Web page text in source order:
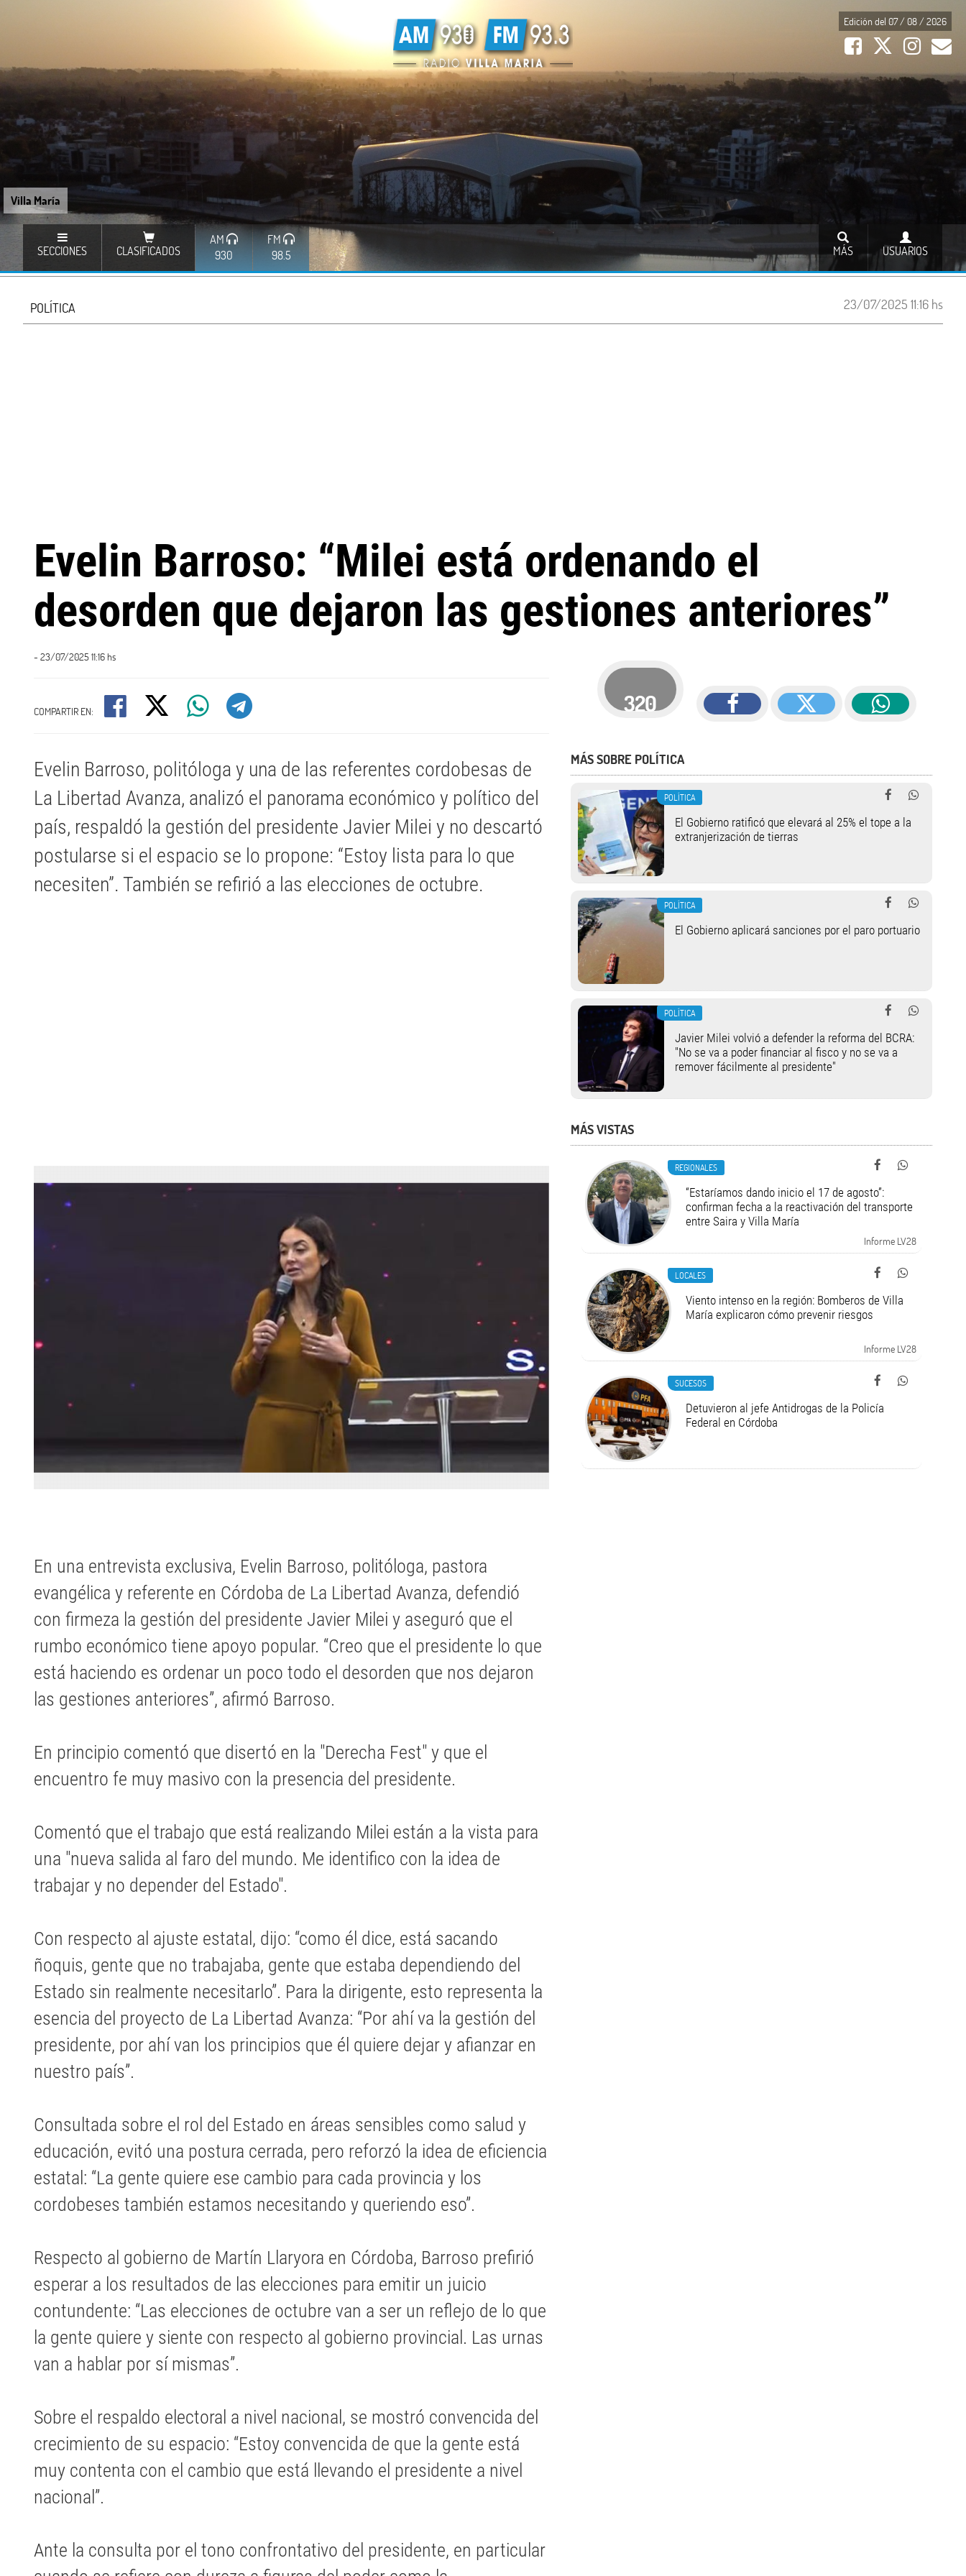
Villa María
Edición del 07 / 08 / 2026
SECCIONES CLASIFICADOS
AM
930
FM
98.5
USUARIOS
MÁS
23/07/2025 11:16 hs
POLÍTICA
Evelin Barroso: “Milei está ordenando el
desorden que dejaron las gestiones anteriores”
- 23/07/2025 11:16 hs
COMPARTIR EN:
Evelin Barroso, politóloga y una de las referentes cordobesas de
La Libertad Avanza, analizó el panorama económico y político del
país, respaldó la gestión del presidente Javier Milei y no descartó
postularse si el espacio se lo propone: “Estoy lista para lo que
necesiten”. También se refirió a las elecciones de octubre.
En una entrevista exclusiva, Evelin Barroso, politóloga, pastora
evangélica y referente en Córdoba de La Libertad Avanza, defendió
con firmeza la gestión del presidente Javier Milei y aseguró que el
rumbo económico tiene apoyo popular. “Creo que el presidente lo que
está haciendo es ordenar un poco todo el desorden que nos dejaron
las gestiones anteriores”, afirmó Barroso.
En principio comentó que disertó en la "Derecha Fest" y que el
encuentro fe muy masivo con la presencia del presidente.
Comentó que el trabajo que está realizando Milei están a la vista para
una "nueva salida al faro del mundo. Me identifico con la idea de
trabajar y no depender del Estado".
Con respecto al ajuste estatal, dijo: “como él dice, está sacando
ñoquis, gente que no trabajaba, gente que estaba dependiendo del
Estado sin realmente necesitarlo”. Para la dirigente, esto representa la
esencia del proyecto de La Libertad Avanza: “Por ahí va la gestión del
presidente, por ahí van los principios que él quiere dejar y afianzar en
nuestro país”.
Consultada sobre el rol del Estado en áreas sensibles como salud y
educación, evitó una postura cerrada, pero reforzó la idea de eficiencia
estatal: “La gente quiere ese cambio para cada provincia y los
cordobeses también estamos necesitando y queriendo eso”.
Respecto al gobierno de Martín Llaryora en Córdoba, Barroso prefirió
esperar a los resultados de las elecciones para emitir un juicio
contundente: “Las elecciones de octubre van a ser un reflejo de lo que
la gente quiere y siente con respecto al gobierno provincial. Las urnas
van a hablar por sí mismas”.
Sobre el respaldo electoral a nivel nacional, se mostró convencida del
crecimiento de su espacio: “Estoy convencida de que la gente está
muy contenta con el cambio que está llevando el presidente a nivel
nacional”.
Ante la consulta por el tono confrontativo del presidente, en particular
320
MÁS SOBRE POLÍTICA
POLÍTICA
El Gobierno ratificó que elevará al 25% el tope a la
extranjerización de tierras
POLÍTICA
El Gobierno aplicará sanciones por el paro portuario
POLÍTICA
Javier Milei volvió a defender la reforma del BCRA:
"No se va a poder financiar al fisco y no se va a
remover fácilmente al presidente"
MÁS VISTAS
REGIONALES
“Estaríamos dando inicio el 17 de agosto”:
confirman fecha a la reactivación del transporte
entre Saira y Villa María
Informe LV28
LOCALES
Viento intenso en la región: Bomberos de Villa
María explicaron cómo prevenir riesgos
Informe LV28
SUCESOS
Detuvieron al jefe Antidrogas de la Policía
Federal en Córdoba